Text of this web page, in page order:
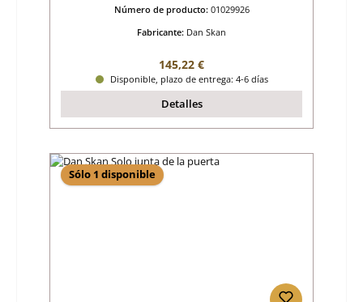
Número de producto: 01029926
Fabricante: Dan Skan
Precio normal:
145,22 €
Disponible, plazo de entrega: 4-6 días
Detalles
Sólo 1 disponible